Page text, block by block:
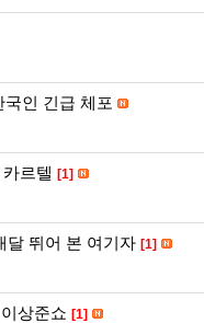
인 긴급 체포
르텔 [1]
달 뛰어 본 여기자 [1]
상준쇼 [1]